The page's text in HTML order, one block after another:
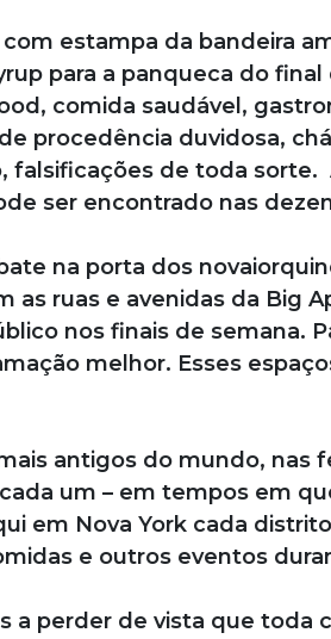
estampa da bandeira
para a panqueca do
comida saudável,
procedência duvidosa,
falsificações de toda sorte.
ser encontrado nas
na porta dos
as ruas e avenidas da Big
nos finais de semana.
melhor. Esses
antigos do mundo, nas
um – em tempos em
em Nova York cada
e outros eventos
a perder de vista que toda